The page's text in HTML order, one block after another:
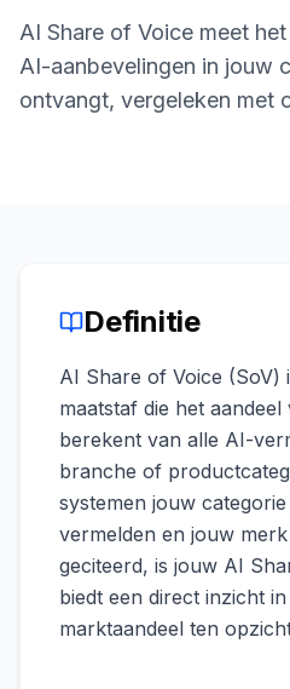
Zoekwoordintelligentie
HANDELEN
ANALYSEREN
& Analyse
Prijzen
AI Share of Voice meet
AI-aanbevelingen in jouw
ontvangt, vergeleken met
Definitie
AI Share of Voice (SoV)
maatstaf die het
berekent van alle AI-
branche of
systemen jouw
vermelden en jouw
geciteerd, is jouw AI
biedt een direct inzicht
marktaandeel ten